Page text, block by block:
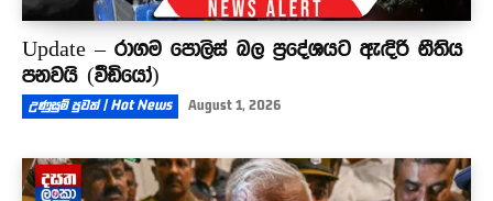
Update – රාගම පොලිස් බල ප්‍රදේශයට ඇඳිරි නීතිය
පනවයි (වීඩියෝ)
උණුසුම් පුවත් | Hot News August 1, 2026